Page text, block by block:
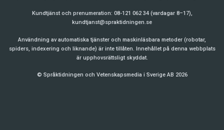
Kundtjänst och prenumeration: 08-121 062 34 (vardagar 8–17),
kundtjanst@spraktidningen.se
Användning av automatiska tjänster och maskinläsbara metoder (robotar,
spiders, indexering och liknande) är inte tillåten. Innehållet på denna webbplats
är upphovsrättsligt skyddat.
© Språktidningen och Vetenskapsmedia i Sverige AB 2026